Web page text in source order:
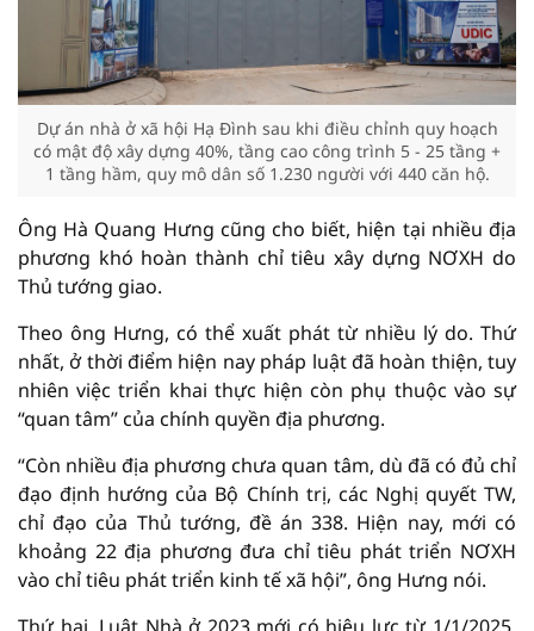
Dự án nhà ở xã hội Hạ Đình sau khi điều chỉnh quy hoạch
có mật độ xây dựng 40%, tầng cao công trình 5 - 25 tầng +
1 tầng hầm, quy mô dân số 1.230 người với 440 căn hộ.
Ông Hà Quang Hưng cũng cho biết, hiện tại nhiều địa
phương khó hoàn thành chỉ tiêu xây dựng NƠXH do
Thủ tướng giao.
Theo ông Hưng, có thể xuất phát từ nhiều lý do. Thứ
nhất, ở thời điểm hiện nay pháp luật đã hoàn thiện, tuy
nhiên việc triển khai thực hiện còn phụ thuộc vào sự
“quan tâm” của chính quyền địa phương.
“Còn nhiều địa phương chưa quan tâm, dù đã có đủ chỉ
đạo định hướng của Bộ Chính trị, các Nghị quyết TW,
chỉ đạo của Thủ tướng, đề án 338. Hiện nay, mới có
khoảng 22 địa phương đưa chỉ tiêu phát triển NƠXH
vào chỉ tiêu phát triển kinh tế xã hội”, ông Hưng nói.